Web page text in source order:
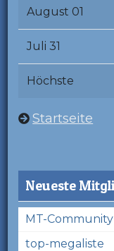
August 01
Juli 31
Höchste
Startseite
Neueste
MT-Community
top-megaliste